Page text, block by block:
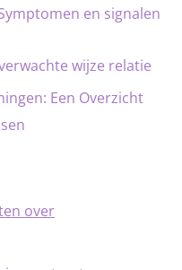
en signalen
wijze relatie
Een Overzicht
over